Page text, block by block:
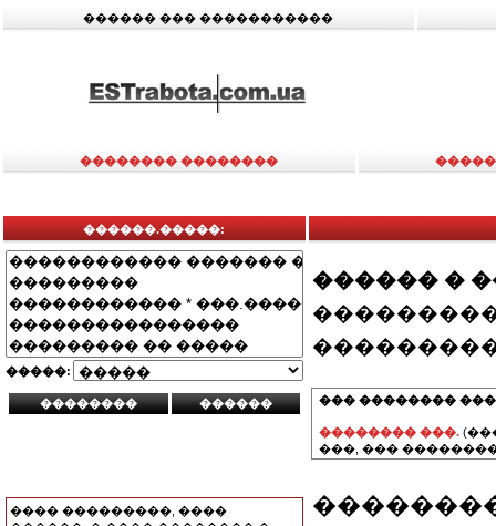
������ ��� �����������
�������� ��������
������.�����:
�����:
���� ���������, ����
������ �
��� ��������
�������� ���.
���, ���